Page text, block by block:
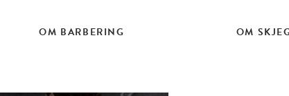
OM BARBERING OM